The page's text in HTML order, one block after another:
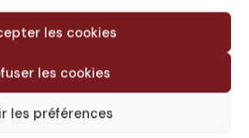
les cookies
les cookies
les préférences